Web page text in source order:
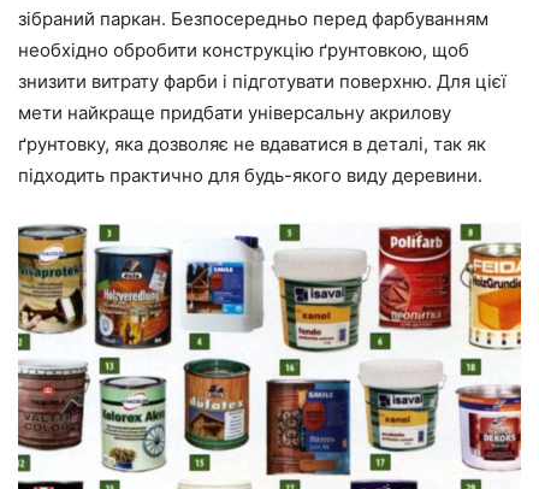
зібраний паркан. Безпосередньо перед фарбуванням
необхідно обробити конструкцію ґрунтовкою, щоб
знизити витрату фарби і підготувати поверхню. Для цієї
мети найкраще придбати універсальну акрилову
ґрунтовку, яка дозволяє не вдаватися в деталі, так як
підходить практично для будь-якого виду деревини.